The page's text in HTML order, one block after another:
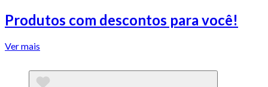
Produtos com descontos para você!
Ver mais